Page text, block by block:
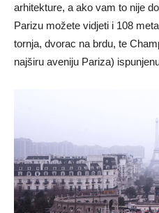
arhitekture, a ako vam to nije
Parizu možete vidjeti i 108
tornja, dvorac na brdu, te
najširu aveniju Pariza)